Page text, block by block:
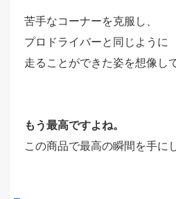
苦手なコーナーを克服し、
プロドライバーと同じように
走ることができた姿を想像し
もう最高ですよね。
この商品で最高の瞬間を手に